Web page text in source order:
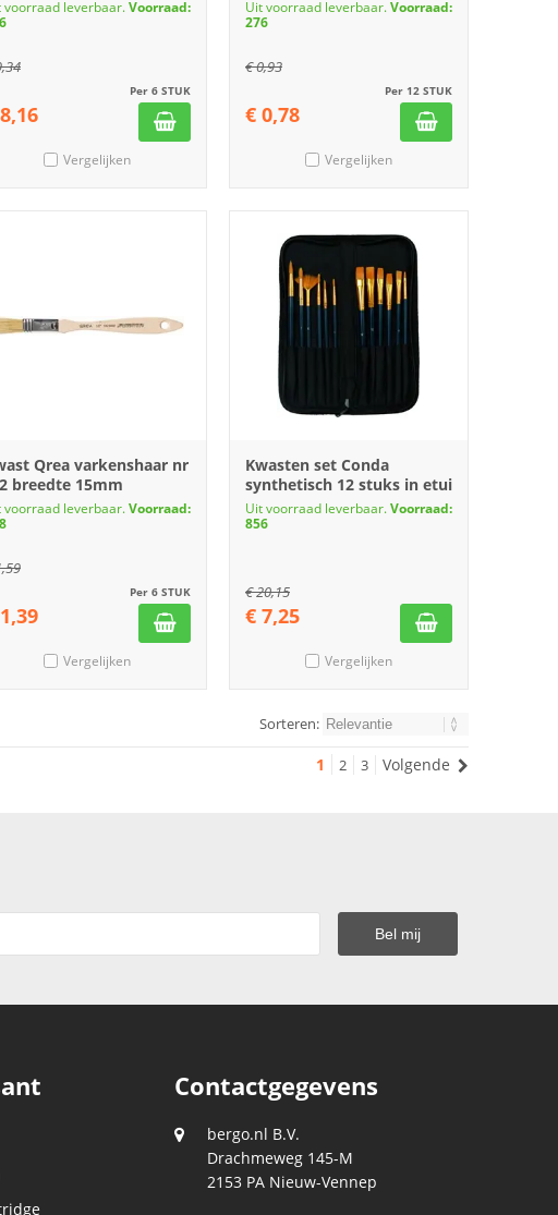
voorraad leverbaar.Voorraad:
Per 6 STUK
8,16
Vergelijken
Uit voorraad leverbaar.Voorraad:
276
€0,93
Per 12 STUK
€ 0,78
Vergelijken
Qrea varkenshaar nr
breedte 15mm
voorraad leverbaar.Voorraad:
Per 6 STUK
1,39
Vergelijken
Kwasten set Conda
synthetisch 12 stuks in etui
Uit voorraad leverbaar.Voorraad:
856
€20,15
€ 7,25
Vergelijken
Sorteren:
1 2 3 Volgende
Contactgegevens
bergo.nl B.V.
Drachmeweg 145-M
2153 PA Nieuw-Vennep